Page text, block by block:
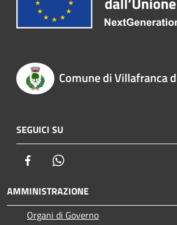
Comune di Villafranca
SEGUICI SU
Facebook
AMMINISTRAZIONE
Organi di Governo